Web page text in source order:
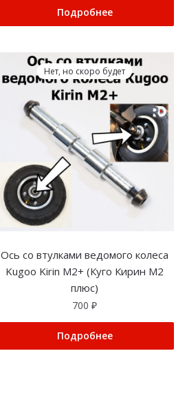
Подробнее
Нет, но скоро будет
Ось со втулками ведомого колеса
Kugoo Kirin M2+ (Куго Кирин М2
плюс)
700₽
Подробнее